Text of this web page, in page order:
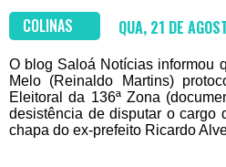
COLINAS QUA, 21 DE
O blog Saloá Notícias informou
Melo (Reinaldo Martins)
Eleitoral da 136ª Zona
desistência de disputar o cargo
chapa do ex-prefeito Ricardo